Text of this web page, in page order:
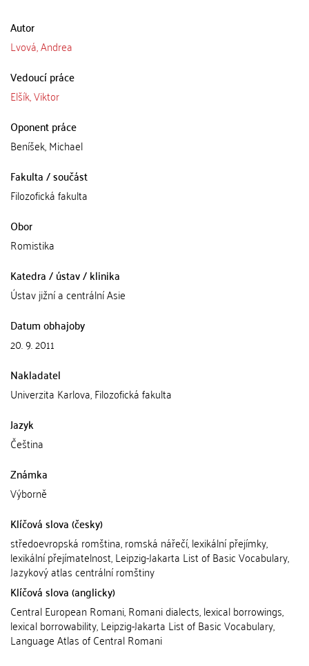
Autor
Lvová, Andrea
Vedoucí práce
Elšík, Viktor
Oponent práce
Beníšek, Michael
Fakulta / součást
Filozofická fakulta
Obor
Romistika
Katedra / ústav / klinika
Ústav jižní a centrální Asie
Datum obhajoby
20. 9. 2011
Nakladatel
Univerzita Karlova, Filozofická fakulta
Jazyk
Čeština
Známka
Výborně
Klíčová slova (česky)
středoevropská romština, romská nářečí, lexikální přejímky,
lexikální přejímatelnost, Leipzig-Jakarta List of Basic Vocabulary,
Jazykový atlas centrální romštiny
Klíčová slova (anglicky)
Central European Romani, Romani dialects, lexical borrowings,
lexical borrowability, Leipzig-Jakarta List of Basic Vocabulary,
Language Atlas of Central Romani